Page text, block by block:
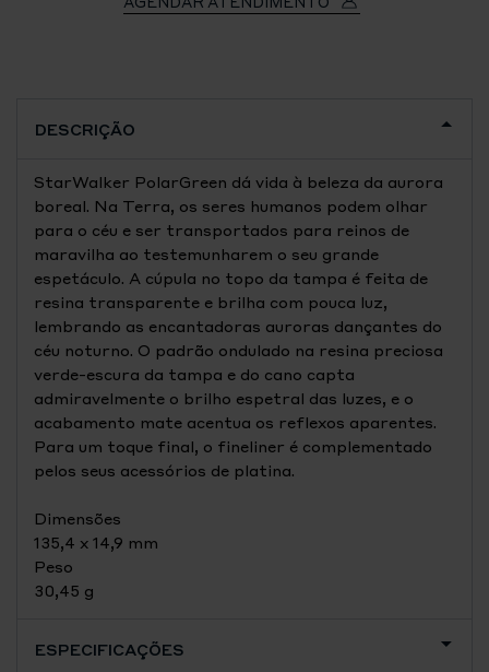
DESCRIÇÃO
StarWalker PolarGreen dá vida à beleza da aurora
boreal. Na Terra, os seres humanos podem olhar
para o céu e ser transportados para reinos de
maravilha ao testemunharem o seu grande
espetáculo. A cúpula no topo da tampa é feita de
resina transparente e brilha com pouca luz,
lembrando as encantadoras auroras dançantes do
céu noturno. O padrão ondulado na resina preciosa
verde-escura da tampa e do cano capta
admiravelmente o brilho espetral das luzes, e o
acabamento mate acentua os reflexos aparentes.
Para um toque final, o fineliner é complementado
pelos seus acessórios de platina.
Dimensões
135,4 x 14,9 mm
Peso
30,45 g
ESPECIFICAÇÕES